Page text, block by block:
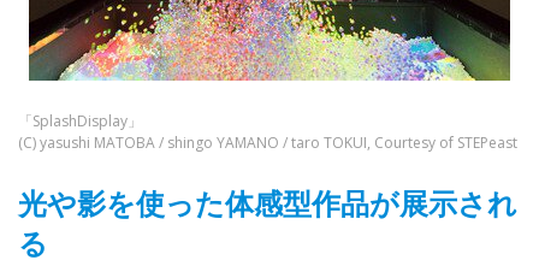
「SplashDisplay」
(C) yasushi MATOBA / shingo YAMANO / taro TOKUI, Courtesy of STEPeast
光や影を使った体感型作品が展示され
る